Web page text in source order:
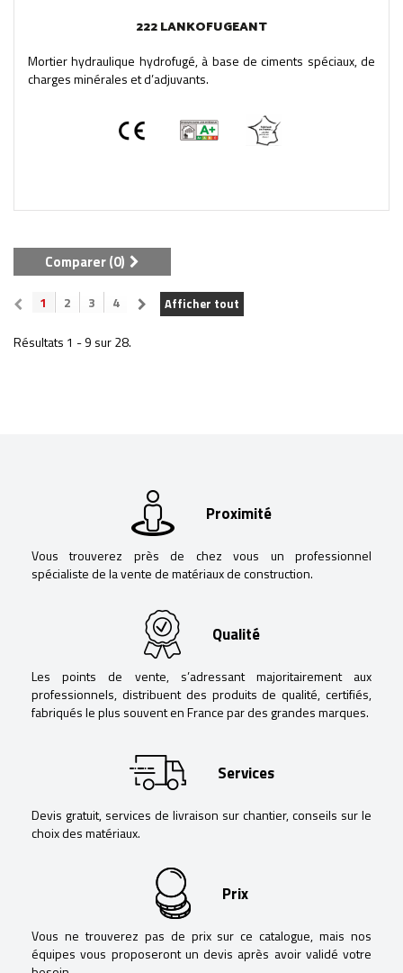
222 LANKOFUGEANT
Mortier hydraulique hydrofugé, à base de ciments spéciaux, de
charges minérales et d’adjuvants.
Comparer (0)
Afficher tout
1 2 3 4
Résultats 1 - 9 sur 28.
Proximité
Vous trouverez près de chez vous un professionnel
spécialiste de la vente de matériaux de construction.
Qualité
Les points de vente, s’adressant majoritairement aux
professionnels, distribuent des produits de qualité, certifiés,
fabriqués le plus souvent en France par des grandes marques.
Services
Devis gratuit, services de livraison sur chantier, conseils sur le
choix des matériaux.
Prix
Vous ne trouverez pas de prix sur ce catalogue, mais nos
équipes vous proposeront un devis après avoir validé votre